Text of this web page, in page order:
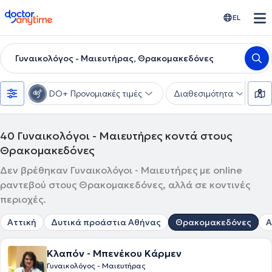
doctoranytime EL
Γυναικολόγος - Μαιευτήρας, Θρακομακεδόνες
DO+ Προνομιακές τιμές Διαθεσιμότητα
40 Γυναικολόγοι - Μαιευτήρες κοντά στους
Θρακομακεδόνες
Δεν βρέθηκαν Γυναικολόγοι - Μαιευτήρες με online
ραντεβού στους Θρακομακεδόνες, αλλά σε κοντινές
περιοχές.
Αττική Δυτικά προάστια Αθήνας Θρακομακεδόνες
Κλαπόν - Μπενέκου Κάρμεν
Γυναικολόγος - Μαιευτήρας